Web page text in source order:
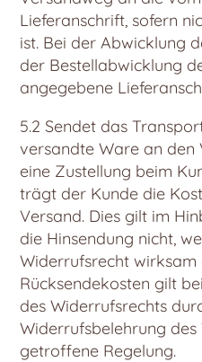
Lieferanschrift, sofern
ist. Bei der Abwicklung
der Bestellabwicklung
angegebene
5.2 Sendet das
versandte Ware an den
eine Zustellung beim
trägt der Kunde die
Versand. Dies gilt im
die Hinsendung nicht,
Widerrufsrecht wirksam
Rücksendekosten gilt
des Widerrufsrechts
Widerrufsbelehrung
getroffene Regelung.